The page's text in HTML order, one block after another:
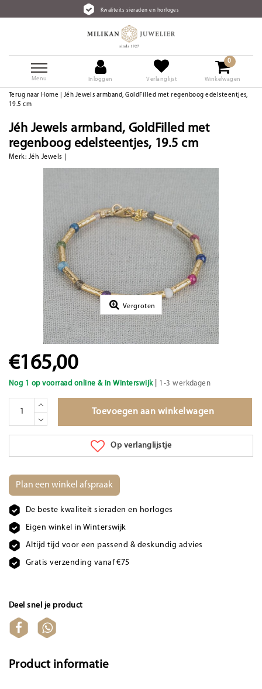
Kwaliteits sieraden en horloges
Menu Inloggen Verlanglijst
0
Winkelwagen
Terug naar Home
Jéh Jewels armband, GoldFilled met regenboog edelsteentjes,
19.5 cm
Jéh Jewels armband, GoldFilled met
regenboog edelsteentjes, 19.5 cm
Merk: Jéh Jewels
Vergroten
€165,00
Nog 1 op voorraad online & in Winterswijk| 1-3 werkdagen
Toevoegen aan winkelwagen
Op verlanglijstje
Plan een winkel afspraak
De beste kwaliteit sieraden en horloges
Eigen winkel in Winterswijk
Altijd tijd voor een passend & deskundig advies
Gratis verzending vanaf €75
Deel snel je product
Product informatie